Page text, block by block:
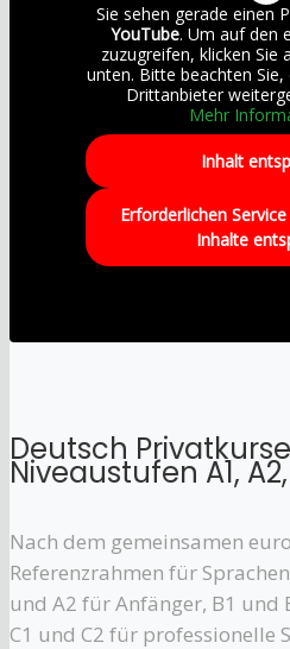
Sie sehen gerade einen
YouTube. Um auf den
zuzugreifen, klicken Sie
unten. Bitte beachten
Drittanbieter
Mehr
Inhalt
Erforderlichen
Inhalte
Deutsch
Niveaustufen A1, A2,
Nach dem gemeinsamen
Referenzrahmen für
und A2 für Anfänger, B1 und
C1 und C2 für professionelle